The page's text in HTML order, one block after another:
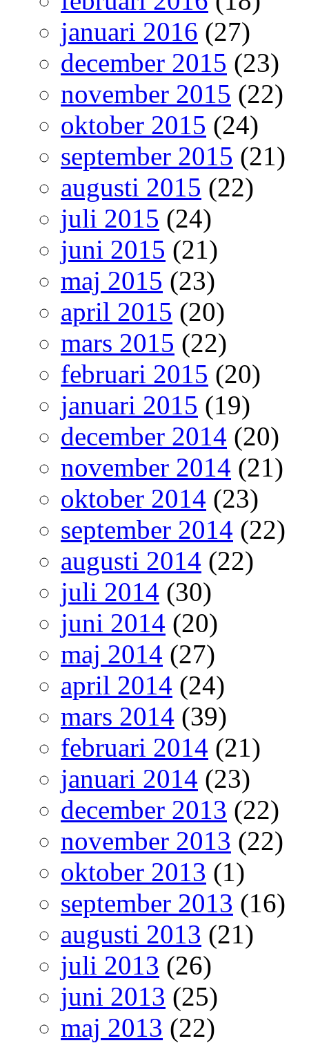
januari 2016 (27)
december 2015 (23)
november 2015 (22)
oktober 2015 (24)
september 2015 (21)
augusti 2015 (22)
juli 2015 (24)
juni 2015 (21)
maj 2015 (23)
april 2015 (20)
mars 2015 (22)
februari 2015 (20)
januari 2015 (19)
december 2014 (20)
november 2014 (21)
oktober 2014 (23)
september 2014 (22)
augusti 2014 (22)
juli 2014 (30)
juni 2014 (20)
maj 2014 (27)
april 2014 (24)
mars 2014 (39)
februari 2014 (21)
januari 2014 (23)
december 2013 (22)
november 2013 (22)
oktober 2013 (1)
september 2013 (16)
augusti 2013 (21)
juli 2013 (26)
juni 2013 (25)
maj 2013 (22)